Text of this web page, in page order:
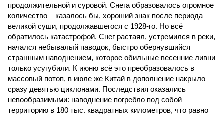
продолжительной и суровой. Снега образовалось огромное
количество – казалось бы, хороший знак после периода
великой суши, продолжавшегося с 1928-го. Но всё
обратилось катастрофой. Снег растаял, устремился в реки,
начался небывалый паводок, быстро обернувшийся
страшным наводнением, которое обильные весенние ливни
только усугубили. К июню всё это преобразовалось в
массовый потоп, в июле же Китай в дополнение накрыло
сразу девятью циклонами. Последствия оказались
невообразимыми: наводнение погребло под собой
территорию в 180 тыс. квадратных километров, что равно